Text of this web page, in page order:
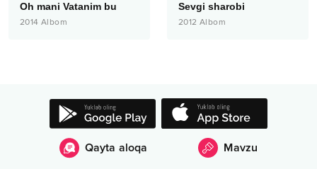
Oh mani Vatanim bu
2014 Albom
Sevgi sharobi
2012 Albom
Qayta aloqa Mavzu